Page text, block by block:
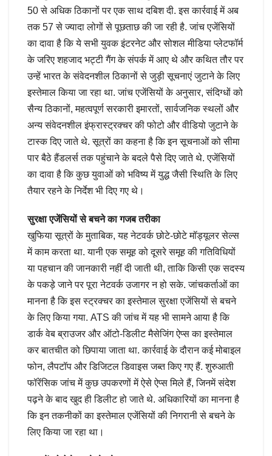
50 से अधिक ठिकानों पर एक साथ दबिश दी. इस कार्रवाई में अब
तक 57 से ज्यादा लोगों से पूछताछ की जा रही है. जांच एजेंसियों
का दावा है कि ये सभी युवक इंटरनेट और सोशल मीडिया प्लेटफॉर्म
के जरिए शहजाद भट्टी गैंग के संपर्क में आए थे और कथित तौर पर
उन्हें भारत के संवेदनशील ठिकानों से जुड़ी सूचनाएं जुटाने के लिए
इस्तेमाल किया जा रहा था. जांच एजेंसियों के अनुसार, संदिग्धों को
सैन्य ठिकानों, महत्वपूर्ण सरकारी इमारतों, सार्वजनिक स्थलों और
अन्य संवेदनशील इंफ्रास्ट्रक्चर की फोटो और वीडियो जुटाने के
टास्क दिए जाते थे. सूत्रों का कहना है कि इन सूचनाओं को सीमा
पार बैठे हैंडलर्स तक पहुंचाने के बदले पैसे दिए जाते थे. एजेंसियों
का दावा है कि कुछ युवाओं को भविष्य में युद्ध जैसी स्थिति के लिए
तैयार रहने के निर्देश भी दिए गए थे।
सुरक्षा एजेंसियों से बचने का गजब तरीका
खुफिया सूत्रों के मुताबिक, यह नेटवर्क छोटे-छोटे मॉड्यूलर सेल्स
में काम करता था. यानी एक समूह को दूसरे समूह की गतिविधियों
या पहचान की जानकारी नहीं दी जाती थी, ताकि किसी एक सदस्य
के पकड़े जाने पर पूरा नेटवर्क उजागर न हो सके. जांचकर्ताओं का
मानना है कि इस स्‍ट्रक्‍चर का इस्तेमाल सुरक्षा एजेंसियों से बचने
के लिए किया गया. ATS की जांच में यह भी सामने आया है कि
डार्क वेब ब्राउजर और ऑटो-डिलीट मैसेजिंग ऐप्स का इस्तेमाल
कर बातचीत को छिपाया जाता था. कार्रवाई के दौरान कई मोबाइल
फोन, लैपटॉप और डिजिटल डिवाइस जब्त किए गए हैं. शुरुआती
फॉरेंसिक जांच में कुछ उपकरणों में ऐसे ऐप्स मिले हैं, जिनमें संदेश
पढ़ने के बाद खुद ही डिलीट हो जाते थे. अधिकारियों का मानना है
कि इन तकनीकों का इस्तेमाल एजेंसियों की निगरानी से बचने के
लिए किया जा रहा था।